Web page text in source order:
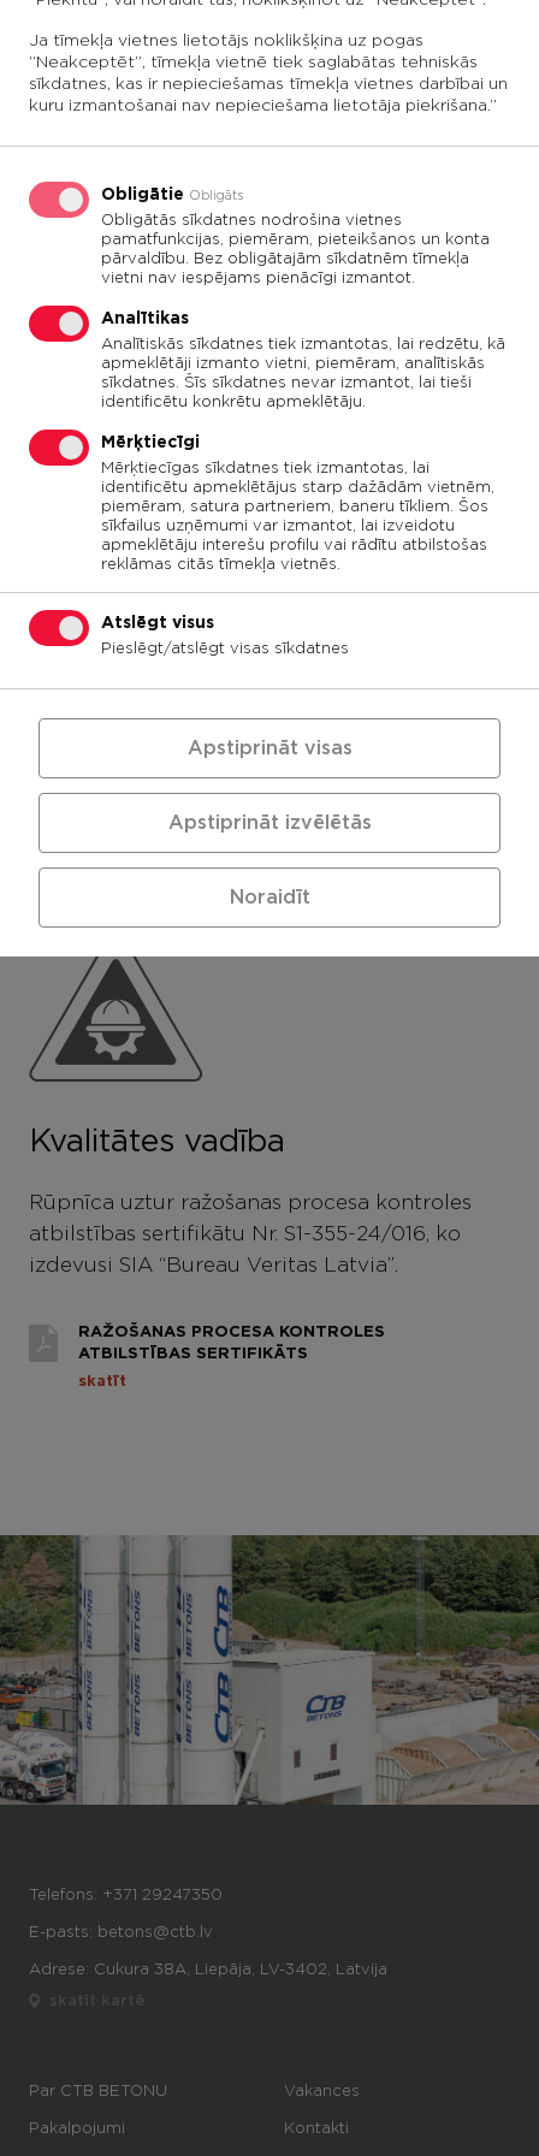
Vairāk informācija par īstenotoprojektu
Tehniskās iespējas
CTB BETONS tirgū piedāvā visa veida
stiprības transportbetonu, kā arī betonu
siltajām grīdām, hidrobetonu un stiegrbetonu
ar metāla un polipropilēna šķiedru.
Uzņēmuma rīcībā ir nepieciešamā tehnika
transportbetona piegādei un pārsūknēšanai
Kvalitātes vadība
Rūpnīca uztur ražošanas procesa kontroles
atbilstības sertifikātu Nr. S1-355-24/016, ko
izdevusi SIA “Bureau Veritas Latvia”.
RAŽOŠANAS PROCESA KONTROLES
ATBILSTĪBAS SERTIFIKĀTS
skatīt
Telefons: +371 29247350
E-pasts: betons@ctb.lv
Adrese: Cukura 38A, Liepāja, LV-3402, Latvija
Par CTB BETONU
Pakalpojumi
Vakances
Kontakti
Ja tīmekļa vietnes lietotājs noklikšķina uz pogas
“Neakceptēt”, tīmekļa vietnē tiek saglabātas tehniskās
sīkdatnes, kas ir nepieciešamas tīmekļa vietnes darbībai un
kuru izmantošanai nav nepieciešama lietotāja piekrišana.”
Obligātie Obligāts
Obligātās sīkdatnes nodrošina vietnes
pamatfunkcijas, piemēram, pieteikšanos un konta
pārvaldību. Bez obligātajām sīkdatnēm tīmekļa
vietni nav iespējams pienācīgi izmantot.
Analītikas
Analītiskās sīkdatnes tiek izmantotas, lai redzētu, kā
apmeklētāji izmanto vietni, piemēram, analītiskās
sīkdatnes. Šīs sīkdatnes nevar izmantot, lai tieši
identificētu konkrētu apmeklētāju.
Mērķtiecīgi
Mērķtiecīgas sīkdatnes tiek izmantotas, lai
identificētu apmeklētājus starp dažādām vietnēm,
piemēram, satura partneriem, baneru tīkliem. Šos
sīkfailus uzņēmumi var izmantot, lai izveidotu
apmeklētāju interešu profilu vai rādītu atbilstošas
reklāmas citās tīmekļa vietnēs.
Atslēgt visus
Pieslēgt/atslēgt visas sīkdatnes
Noraidīt
Apstiprināt izvēlētās
Apstiprināt visas